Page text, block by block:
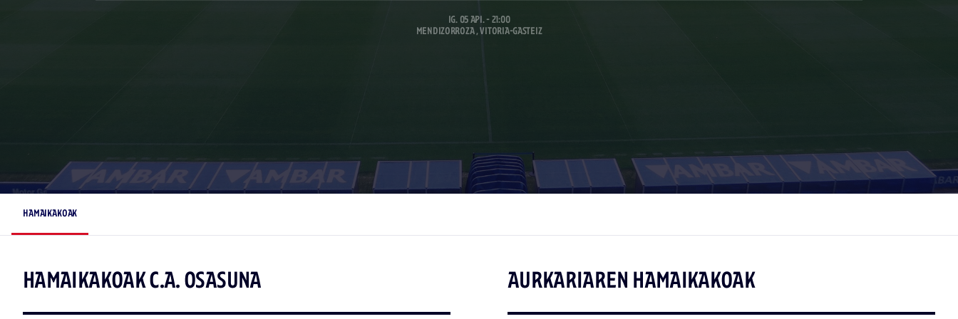
IG. 05 API. - 21:00
MENDIZORROZA , VITORIA-GASTEIZ
HAMAIKAKOAK
HAMAIKAKOAK C.A. OSASUNA AURKARIAREN HAMAIKAKOAK